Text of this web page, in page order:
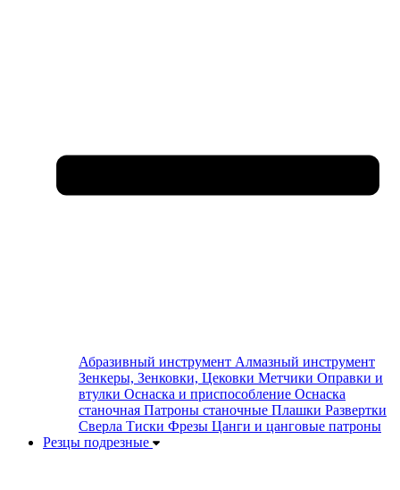
Абразивный инструмент Алмазный инструмент
Зенкеры, Зенковки, Цековки Метчики Оправки и
втулки Оснаска и приспособление Оснаска
станочная Патроны станочные Плашки Развертки
Сверла Тиски Фрезы Цанги и цанговые патроны
Резцы подрезные